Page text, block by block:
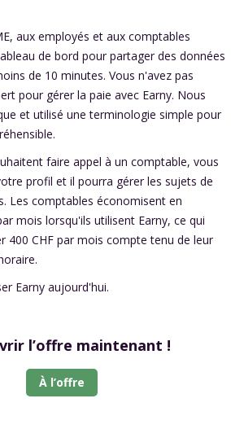
aux employés et aux comptables
de bord pour partager des données
de 10 minutes. Vous n'avez pas
pour gérer la paie avec Earny. Nous
et utilisé une terminologie simple pour
faire appel à un comptable, vous
profil et il pourra gérer les sujets de
Les comptables économisent en
mois lorsqu'ils utilisent Earny, ce qui
400 CHF par mois compte tenu de leur
Earny aujourd'hui.
l’offre maintenant !
À l’offre